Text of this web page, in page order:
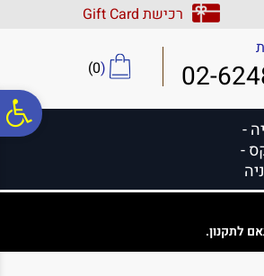
נגישות
אתר
המרכזי
רכישת Gift Card
02-
(
0
)
-
-
לתקנון.